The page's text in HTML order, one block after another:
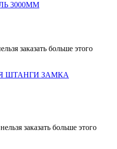
3000ММ
заказать больше этого
ШТАНГИ ЗАМКА
заказать больше этого